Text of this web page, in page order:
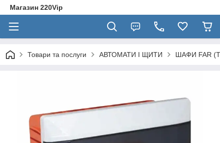
Магазин 220Vip
Товари та послуги АВТОМАТИ І ЩИТИ ШАФИ FAR